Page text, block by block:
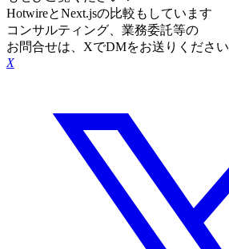
HotwireとNext.jsの比較もしています
コンサルティング、業務委託等の
お問合せは、XでDMをお送りください
X